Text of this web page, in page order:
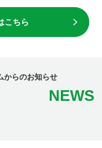
こちら
からのお知らせ
NEWS